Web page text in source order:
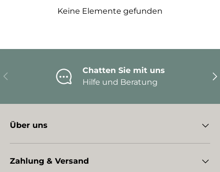
Keine Elemente gefunden
Vorherige
Chatten Sie mit uns
Hilfe und Beratung
Über uns
Zahlung & Versand